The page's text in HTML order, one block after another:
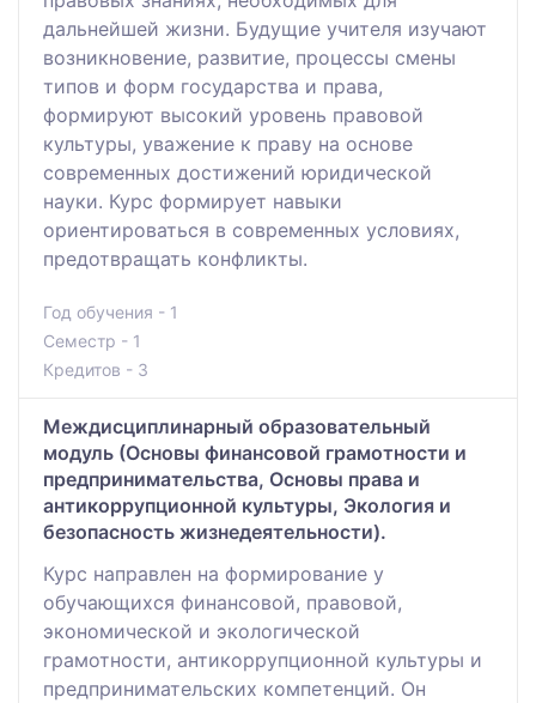
дальнейшей жизни. Будущие учителя изучают
возникновение, развитие, процессы смены
типов и форм государства и права,
формируют высокий уровень правовой
культуры, уважение к праву на основе
современных достижений юридической
науки. Курс формирует навыки
ориентироваться в современных условиях,
предотвращать конфликты.
Год обучения - 1
Семестр - 1
Кредитов - 3
Междисциплинарный образовательный
модуль (Основы финансовой грамотности и
предпринимательства, Основы права и
антикоррупционной культуры, Экология и
безопасность жизнедеятельности).
Курс направлен на формирование у
обучающихся финансовой, правовой,
экономической и экологической
грамотности, антикоррупционной культуры и
предпринимательских компетенций. Он